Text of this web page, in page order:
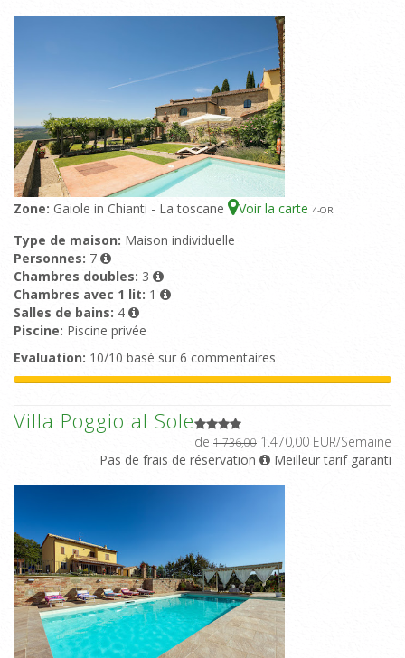
Zone: Gaiole in Chianti - La toscane Voir la carte 4-OR
Type de maison: Maison individuelle
Personnes: 7
Chambres doubles: 3
Chambres avec 1 lit: 1
Salles de bains: 4
Piscine: Piscine privée
Evaluation: 10/10 basé sur 6 commentaires
Villa Poggio al Sole
de 1.736,00 1.470,00 EUR/Semaine
Pas de frais de réservation
Meilleur tarif garanti